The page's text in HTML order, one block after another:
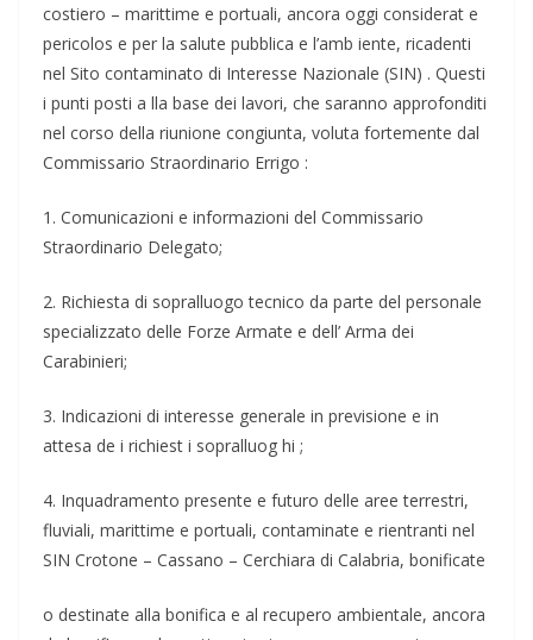
costiero – marittime e portuali, ancora oggi considerat e
pericolos e per la salute pubblica e l’amb iente, ricadenti
nel Sito contaminato di Interesse Nazionale (SIN) . Questi
i punti posti a lla base dei lavori, che saranno approfonditi
nel corso della riunione congiunta, voluta fortemente dal
Commissario Straordinario Errigo :
1. Comunicazioni e informazioni del Commissario
Straordinario Delegato;
2. Richiesta di sopralluogo tecnico da parte del personale
specializzato delle Forze Armate e dell’ Arma dei
Carabinieri;
3. Indicazioni di interesse generale in previsione e in
attesa de i richiest i sopralluog hi ;
4. Inquadramento presente e futuro delle aree terrestri,
fluviali, marittime e portuali, contaminate e rientranti nel
SIN Crotone – Cassano – Cerchiara di Calabria, bonificate
o destinate alla bonifica e al recupero ambientale, ancora